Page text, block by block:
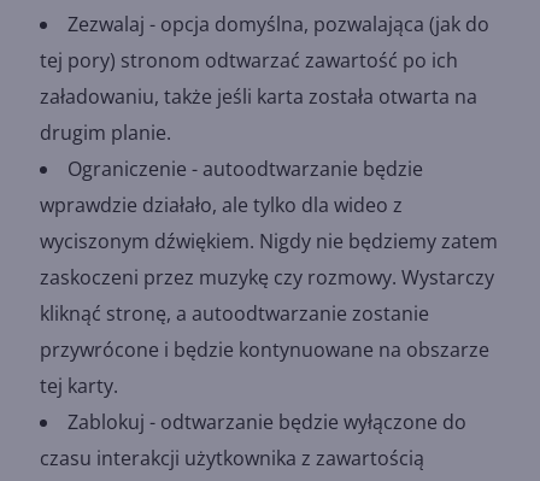
Zezwalaj - opcja domyślna, pozwalająca (jak do
tej pory) stronom odtwarzać zawartość po ich
załadowaniu, także jeśli karta została otwarta na
drugim planie.
Ograniczenie - autoodtwarzanie będzie
wprawdzie działało, ale tylko dla wideo z
wyciszonym dźwiękiem. Nigdy nie będziemy zatem
zaskoczeni przez muzykę czy rozmowy. Wystarczy
kliknąć stronę, a autoodtwarzanie zostanie
przywrócone i będzie kontynuowane na obszarze
tej karty.
Zablokuj - odtwarzanie będzie wyłączone do
czasu interakcji użytkownika z zawartością